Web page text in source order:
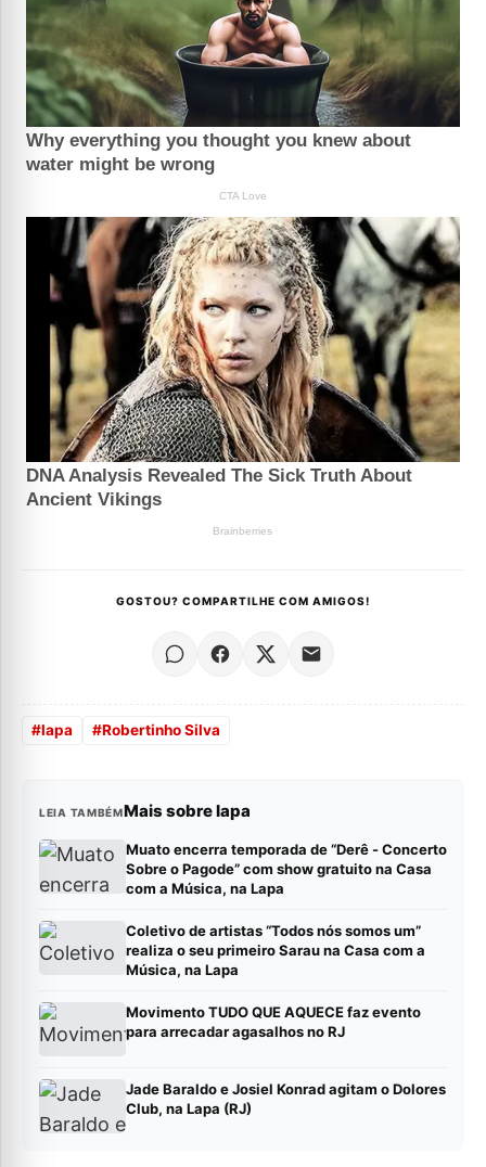
GOSTOU? COMPARTILHE COM AMIGOS!
#lapa #Robertinho Silva
LEIA TAMBÉMMais sobre lapa
Muato encerra temporada de “Derê - Concerto
Sobre o Pagode” com show gratuito na Casa
com a Música, na Lapa
Coletivo de artistas “Todos nós somos um”
realiza o seu primeiro Sarau na Casa com a
Música, na Lapa
Movimento TUDO QUE AQUECE faz evento
para arrecadar agasalhos no RJ
Jade Baraldo e Josiel Konrad agitam o Dolores
Club, na Lapa (RJ)